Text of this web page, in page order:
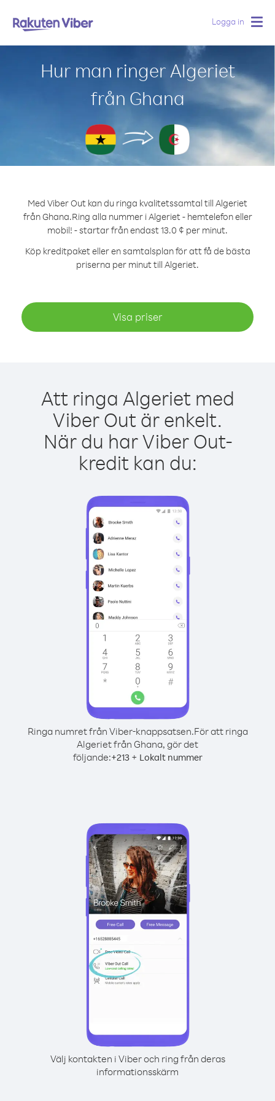
Logga in
Hur man ringer Algeriet
från Ghana
Med Viber Out kan du ringa kvalitetssamtal till Algeriet
från Ghana.Ring alla nummer i Algeriet - hemtelefon eller
mobil! - startar från endast 13.0 ¢ per minut.
Köp kreditpaket eller en samtalsplan för att få de bästa
priserna per minut till Algeriet.
Visa priser
Att ringa Algeriet med
Viber Out är enkelt.
När du har Viber Out-
kredit kan du:
Ringa numret från Viber-knappsatsen.För att ringa
Algeriet från Ghana, gör det
följande:+213+ Lokalt nummer
Välj kontakten i Viber och ring från deras
informationsskärm